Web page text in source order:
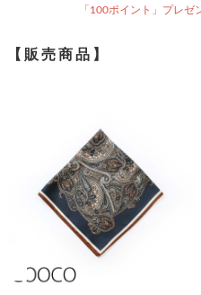
「100ポイント」プレゼ
【販売商品】